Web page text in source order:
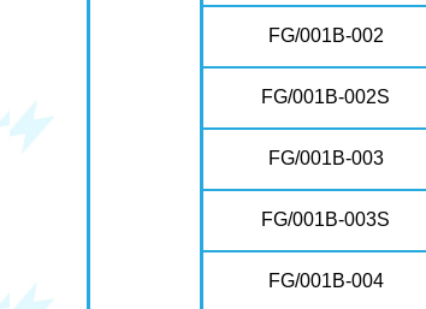
FG/001B-002
FG/001B-002S
FG/001B-003
FG/001B-003S
FG/001B-004